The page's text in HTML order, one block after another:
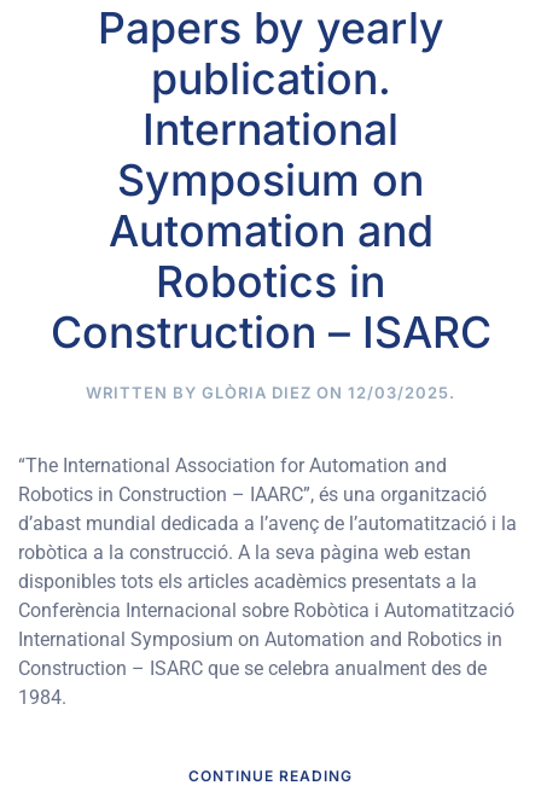
Papers by yearly
publication.
International
Symposium on
Automation and
Robotics in
Construction – ISARC
WRITTEN BY GLÒRIA DIEZ ON 12/03/2025.
“The International Association for Automation and
Robotics in Construction – IAARC”, és una organització
d’abast mundial dedicada a l’avenç de l’automatització i la
robòtica a la construcció. A la seva pàgina web estan
disponibles tots els articles acadèmics presentats a la
Conferència Internacional sobre Robòtica i Automatització
International Symposium on Automation and Robotics in
Construction – ISARC que se celebra anualment des de
1984.
CONTINUE READING